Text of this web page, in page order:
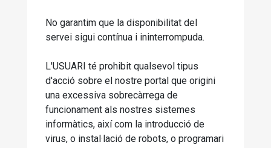
No garantim que la disponibilitat del
servei sigui contínua i ininterrompuda.
L'USUARI té prohibit qualsevol tipus
d'acció sobre el nostre portal que origini
una excessiva sobrecàrrega de
funcionament als nostres sistemes
informàtics, així com la introducció de
virus, o instal·lació de robots, o programari